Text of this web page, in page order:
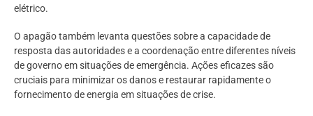
elétrico.
O apagão também levanta questões sobre a capacidade de
resposta das autoridades e a coordenação entre diferentes níveis
de governo em situações de emergência. Ações eficazes são
cruciais para minimizar os danos e restaurar rapidamente o
fornecimento de energia em situações de crise.